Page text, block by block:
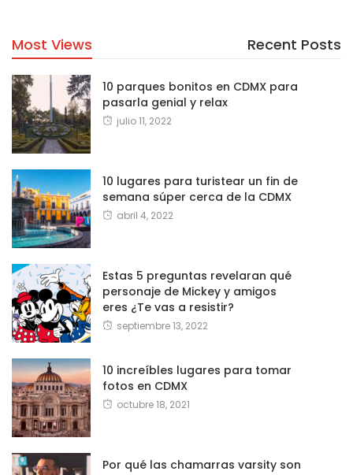
Most Views Recent Posts
10 parques bonitos en CDMX para
pasarla genial y relax
julio 11, 2022
10 lugares para turistear un fin de
semana súper cerca de la CDMX
abril 4, 2022
Estas 5 preguntas revelaran qué
personaje de Mickey y amigos
eres ¿Te vas a resistir?
septiembre 13, 2022
10 increíbles lugares para tomar
fotos en CDMX
octubre 18, 2021
Por qué las chamarras varsity son